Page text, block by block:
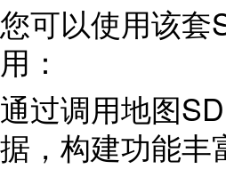
您可以使用该
用：
通过调用地图
据，构建功能丰